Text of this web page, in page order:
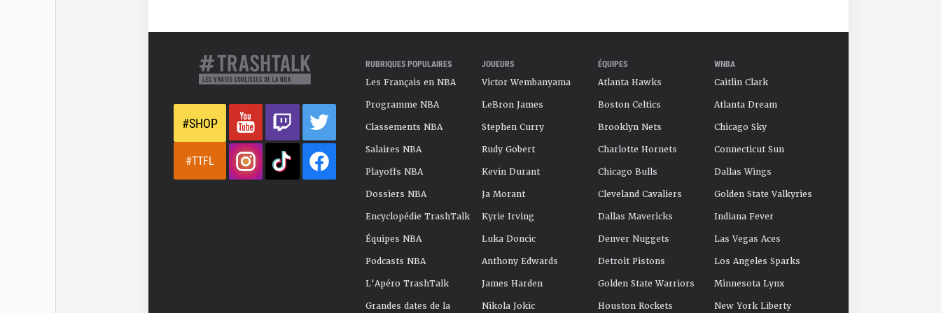
#SHOP
#TTFL
RUBRIQUES POPULAIRES
Les Français en NBA
Programme NBA
Classements NBA
Salaires NBA
Playoffs NBA
Dossiers NBA
Encyclopédie TrashTalk
Équipes NBA
Podcasts NBA
L'Apéro TrashTalk
Grandes dates de la
JOUEURS
Victor Wembanyama
LeBron James
Stephen Curry
Rudy Gobert
Kevin Durant
Ja Morant
Kyrie Irving
Luka Doncic
Anthony Edwards
James Harden
Nikola Jokic
ÉQUIPES
Atlanta Hawks
Boston Celtics
Brooklyn Nets
Charlotte Hornets
Chicago Bulls
Cleveland Cavaliers
Dallas Mavericks
Denver Nuggets
Detroit Pistons
Golden State Warriors
Houston Rockets
WNBA
Caitlin Clark
Atlanta Dream
Chicago Sky
Connecticut Sun
Dallas Wings
Golden State Valkyries
Indiana Fever
Las Vegas Aces
Los Angeles Sparks
Minnesota Lynx
New York Liberty